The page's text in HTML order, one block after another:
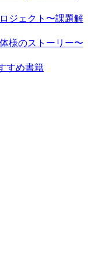
ジェクト〜課題解
様のストーリー〜
すめ書籍